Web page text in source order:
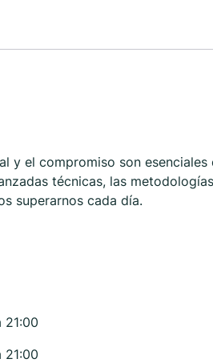
y el compromiso son
técnicas, las
superarnos cada día.
21:00
21:00